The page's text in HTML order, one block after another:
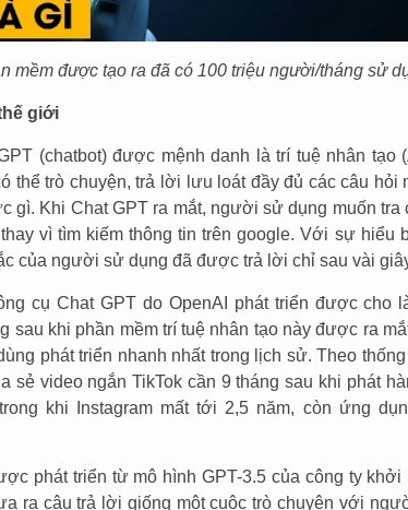
mềm được tạo ra đã có 100 triệu người/tháng sử
giới
(chatbot) được mệnh danh là trí tuệ nhân tạo
thể trò chuyện, trả lời lưu loát đầy đủ các câu hỏi
gì. Khi Chat GPT ra mắt, người sử dụng muốn tra
vì tìm kiếm thông tin trên google. Với sự hiểu
của người sử dụng đã được trả lời chỉ sau vài
cụ Chat GPT do OpenAI phát triển được cho
sau khi phần mềm trí tuệ nhân tạo này được ra
phát triển nhanh nhất trong lịch sử. Theo
sẻ video ngắn TikTok cần 9 tháng sau khi phát
khi Instagram mất tới 2,5 năm, còn ứng
phát triển từ mô hình GPT-3.5 của công ty khởi
ra câu trả lời giống một cuộc trò chuyện với